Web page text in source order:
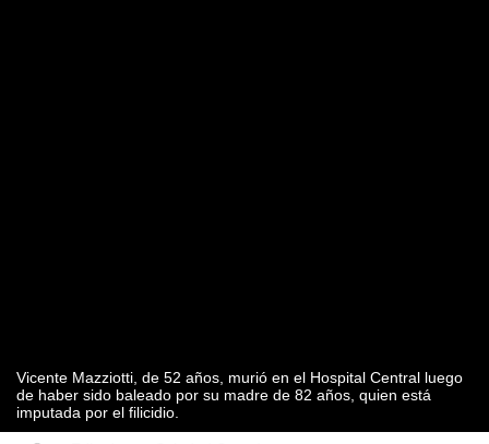
Vicente Mazziotti, de 52 años, murió en el Hospital Central luego
de haber sido baleado por su madre de 82 años, quien está
imputada por el filicidio.